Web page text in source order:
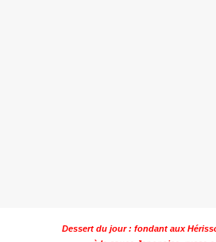
Dessert du jour : fondant aux